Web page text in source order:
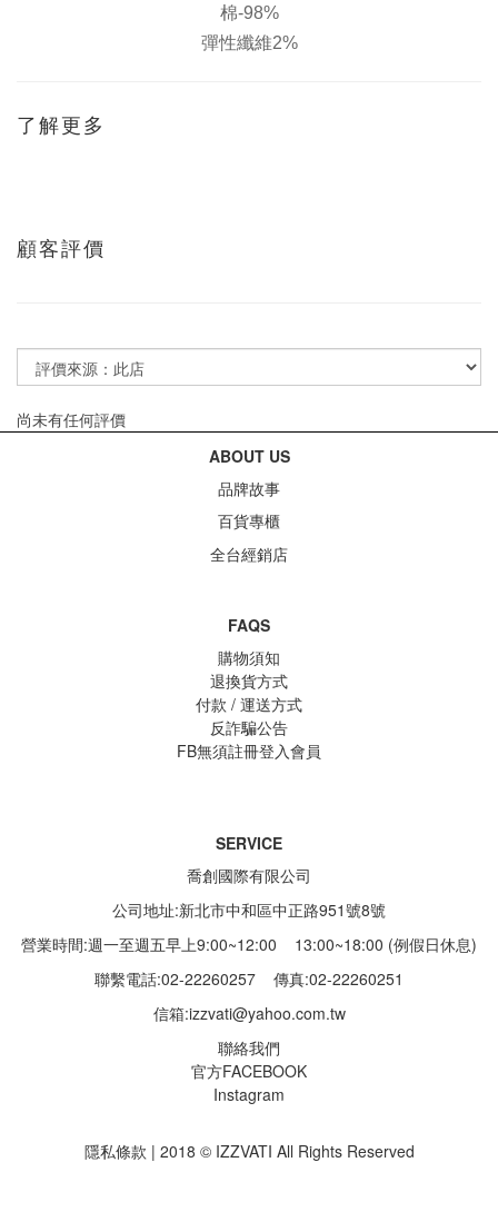
棉-98%
彈性纖維2%
了解更多
顧客評價
尚未有任何評價
ABOUT US
品牌故事
百貨專櫃
全台經銷店
FAQS
購物須知
退換貨方式
付款 / 運送方式
反詐騙公告
FB無須註冊登入會員
SERVICE
喬創國際有限公司
公司地址:新北市中和區中正路951號8號
營業時間:週一至週五早上9:00~12:00 13:00~18:00 (例假日休息)
聯繫電話:02-22260257 傳真:02-22260251
信箱:izzvati@yahoo.com.tw
聯絡我們
官方FACEBOOK
Instagram
隱私條款 | 2018 © IZZVATI All Rights Reserved